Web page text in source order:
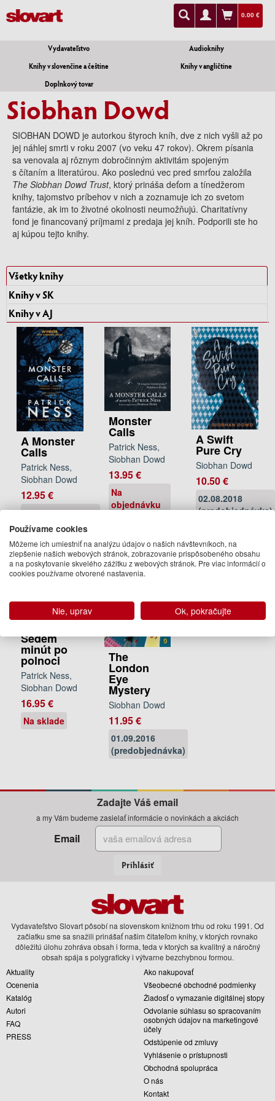
0.00 €
Vydavateľstvo
Audioknihy
Knihy v slovenčine a češtine
Knihy v angličtine
Doplnkový tovar
Siobhan Dowd
SIOBHAN DOWD je autorkou štyroch kníh, dve z nich vyšli až po
jej náhlej smrti v roku 2007 (vo veku 47 rokov). Okrem písania
sa venovala aj rôznym dobročinným aktivitám spojeným
s čítaním a literatúrou. Ako poslednú vec pred smrťou založila
The Siobhan Dowd Trust, ktorý prináša deťom a tínedžerom
knihy, tajomstvo príbehov v nich a zoznamuje ich zo svetom
fantázie, ak im to životné okolnosti neumožňujú. Charitatívny
fond je financovaný príjmami z predaja jej kníh. Podporili ste ho
aj kúpou tejto knihy.
Všetky knihy
Knihy v SK
Knihy v AJ
A Monster
Calls
Patrick Ness,
Siobhan Dowd
12.95 €
07.05.2015
(predobjednávka)
Monster
Calls
Patrick Ness,
Siobhan Dowd
13.95 €
Na
objednávku
A Swift
Pure Cry
Siobhan Dowd
10.50 €
02.08.2018
(predobjednávka)
Sedem
minút po
polnoci
Patrick Ness,
Siobhan Dowd
16.95 €
Na sklade
The
London
Eye
Mystery
Siobhan Dowd
11.95 €
01.09.2016
(predobjednávka)
Zadajte Váš email
a my Vám budeme zasielať informácie o novinkách a akciách
Email
Prihlásiť
Vydavateľstvo Slovart pôsobí na slovenskom knižnom trhu od roku 1991. Od
začiatku sme sa snažili prinášať našim čitateľom knihy, v ktorých rovnako
dôležitú úlohu zohráva obsah i forma, teda v ktorých sa kvalitný a náročný
obsah spája s polygraficky i výtvarne bezchybnou formou.
Aktuality
Ocenenia
Katalóg
Autori
FAQ
PRESS
Ako nakupovať
Všeobecné obchodné podmienky
Žiadosť o vymazanie digitálnej stopy
Odvolanie súhlasu so spracovaním
osobných údajov na marketingové
účely
Odstúpenie od zmluvy
Vyhlásenie o prístupnosti
Obchodná spolupráca
O nás
Kontakt
Používame cookies
Môžeme ich umiestniť na analýzu údajov o našich návštevníkoch, na
zlepšenie našich webových stránok, zobrazovanie prispôsobeného obsahu
a na poskytovanie skvelého zážitku z webových stránok. Pre viac informácií o
cookies používame otvorené nastavenia.
Nie, uprav Ok, pokračujte